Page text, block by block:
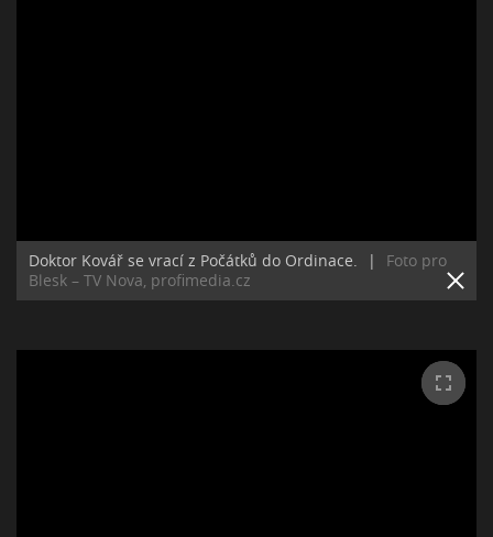
Doktor Kovář se vrací z Počátků do Ordinace. |
Foto pro
Blesk – TV Nova, profimedia.cz